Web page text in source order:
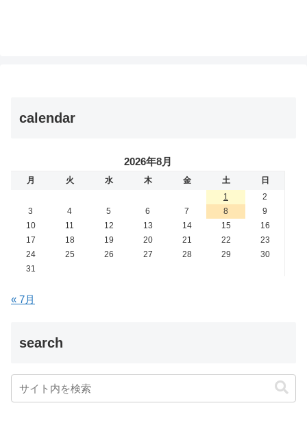
calendar
2026年8月
月 火 水 木 金 土
日
1
2
3
4 5 6 7 8
9
10
11 12 13 14 15
16
17
18 19 20 21 22
23
24
25 26 27 28 29
30
31
« 7月
search